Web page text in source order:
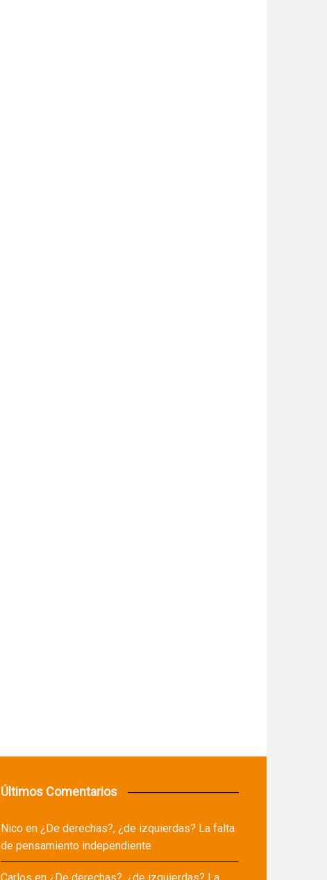
Últimos Comentarios
Nicoen ¿De derechas?, ¿de izquierdas? La falta
de pensamiento independiente